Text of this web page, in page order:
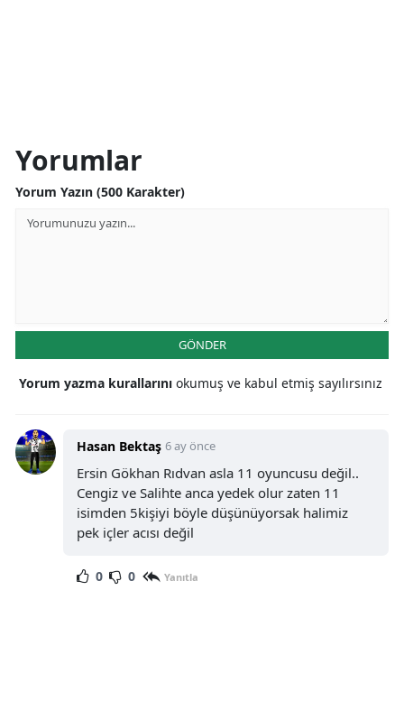
Yorumlar
Yorum Yazın (500 Karakter)
GÖNDER
Yorum yazma kurallarını okumuş ve kabul etmiş sayılırsınız
Hasan Bektaş 6 ay önce
Ersin Gökhan Rıdvan asla 11 oyuncusu değil..
Cengiz ve Salihte anca yedek olur zaten 11
isimden 5kişiyi böyle düşünüyorsak halimiz
pek içler acısı değil
0 0 Yanıtla